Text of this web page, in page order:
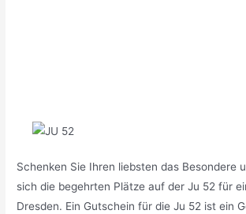
Schenken Sie Ihren liebsten das Besondere
sich die begehrten Plätze auf der Ju 52 für
Dresden. Ein Gutschein für die Ju 52 ist ein